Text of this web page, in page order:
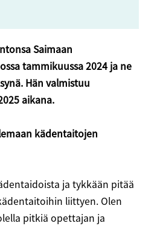
Saimaan
tammikuussa 2024 ja ne
Hän valmistuu
aikana.
kädentaitojen
ja tykkään pitää
liittyen. Olen
pitkiä opettajan ja